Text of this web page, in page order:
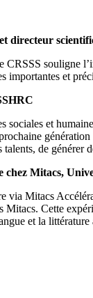
directeur
CRSSS souligne
importantes et
sociales et
de générer
chez Mitacs,
via Mitacs
Mitacs. Cette
et la